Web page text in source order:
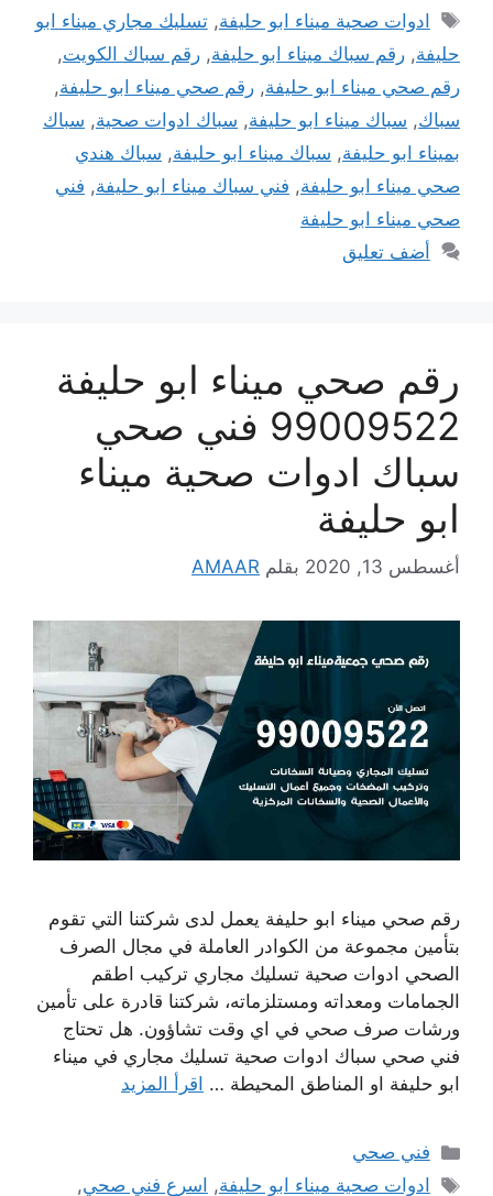
الوسوم
ادوات صحية ميناء ابو حليفة,تسليك مجاري ميناء ابو
حليفة, رقم سباك ميناء ابو حليفة, رقم سباك الكويت,
رقم صحي ميناء ابو حليفة, رقم صحي ميناء ابو حليفة,
سباك, سباك ميناء ابو حليفة, سباك ادوات صحية, سباك
بميناء ابو حليفة, سباك ميناء ابو حليفة, سباك هندي
صحي ميناء ابو حليفة, فني سباك ميناء ابو حليفة, فني
صحي ميناء ابو حليفة
أضف تعليق
رقم صحي ميناء ابو حليفة
99009522 فني صحي
سباك ادوات صحية ميناء
ابو حليفة
أغسطس 13, 2020 بقلم AMAAR
رقم صحي ميناء ابو حليفة يعمل لدى شركتنا التي تقوم
بتأمين مجموعة من الكوادر العاملة في مجال الصرف
الصحي ادوات صحية تسليك مجاري تركيب اطقم
الجمامات ومعداته ومستلزماته، شركتنا قادرة على تأمين
ورشات صرف صحي في اي وقت تشاؤون. هل تحتاج
فني صحي سباك ادوات صحية تسليك مجاري في ميناء
ابو حليفة او المناطق المحيطة … اقرأ المزيد
التصنيفات
فني صحي
الوسوم
ادوات صحية ميناء ابو حليفة, اسرع فني صحي,